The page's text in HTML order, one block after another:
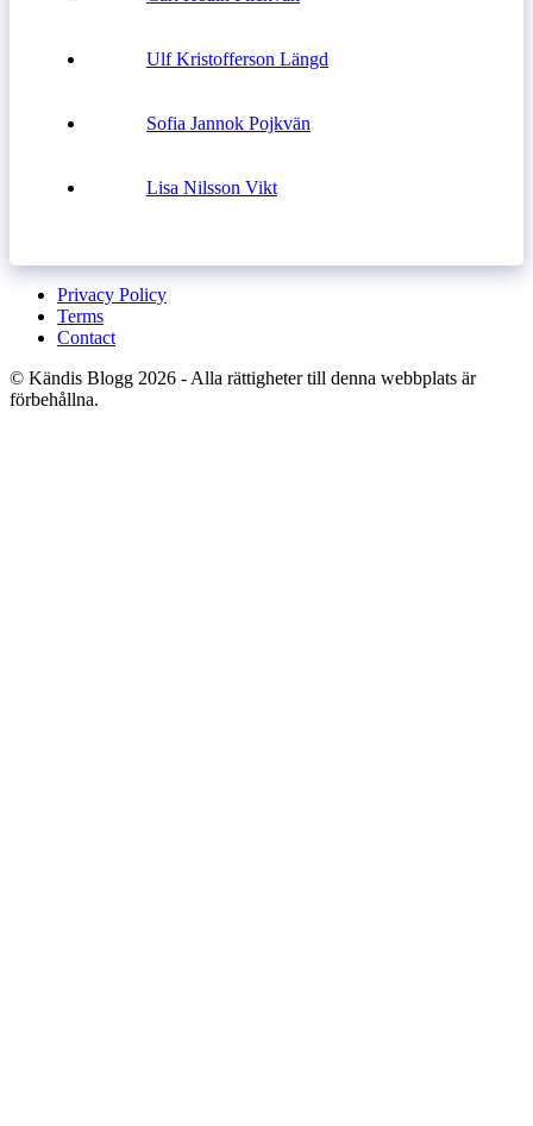
Ulf Kristofferson Längd
Sofia Jannok Pojkvän
Lisa Nilsson Vikt
Privacy Policy
Terms
Contact
© Kändis Blogg 2026 - Alla rättigheter till denna webbplats är
förbehållna.